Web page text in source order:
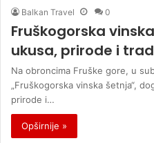
Balkan Travel 0
Fruškogorska
ukusa, prirode i
Na obroncima Fruške gore, u
„Fruškogorska vinska šetnja“,
prirode i…
Opširnije »